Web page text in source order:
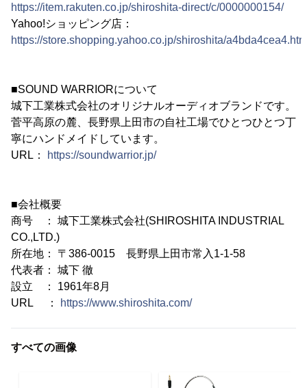
https://item.rakuten.co.jp/shiroshita-direct/c/0000000154/
Yahoo!ショッピング店：
https://store.shopping.yahoo.co.jp/shiroshita/
■SOUND WARRIORについて
城下工業株式会社のオリジナルオーディオブランドです。
菅平高原の麓、長野県上田市の自社工場でひとつひとつ丁
寧にハンドメイドしています。
URL：
https://soundwarrior.jp/
■会社概要
商号 ： 城下工業株式会社(SHIROSHITA INDUSTRIAL
CO.,LTD.)
所在地： 〒386-0015 長野県上田市常入1-1-58
代表者： 城下 徹
設立 ： 1961年8月
URL ：
https://www.shiroshita.com/
すべての画像